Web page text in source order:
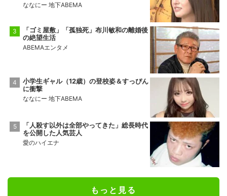
ななにー 地下ABEMA
「ゴミ屋敷」「孤独死」布川敏和の離婚後
の絶望生活
ABEMAエンタメ
小学生ギャル（12歳）の登校姿＆すっぴん
に衝撃
ななにー 地下ABEMA
「人殺す以外は全部やってきた」総長時代
を公開した人気芸人
愛のハイエナ
もっと見る